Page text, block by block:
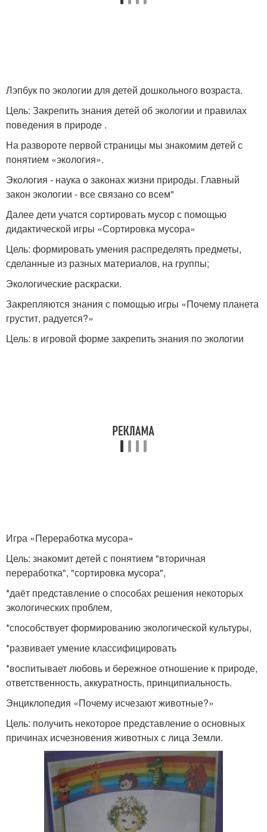
Лэпбук по экологии для детей дошкольного возраста.
Цель: Закрепить знания детей об экологии и правилах
поведения в природе .
На развороте первой страницы мы знакомим детей с
понятием «экология».
Экология - наука о законах жизни природы. Главный
закон экологии - все связано со всем"
Далее дети учатся сортировать мусор с помощью
дидактической игры «Сортировка мусора»
Цель: формировать умения распределять предметы,
сделанные из разных материалов, на группы;
Экологические раскраски.
Закрепляются знания с помощью игры «Почему планета
грустит, радуется?»
Цель: в игровой форме закрепить знания по экологии
Игра «Переработка мусора»
Цель: знакомит детей с понятием "вторичная
переработка", "сортировка мусора",
*даёт представление о способах решения некоторых
экологических проблем,
*способствует формированию экологической культуры,
*развивает умение классифицировать
*воспитывает любовь и бережное отношение к природе,
ответственность, аккуратность, принципиальность.
Энциклопедия «Почему исчезают животные?»
Цель: получить некоторое представление о основных
причинах исчезновения животных с лица Земли.